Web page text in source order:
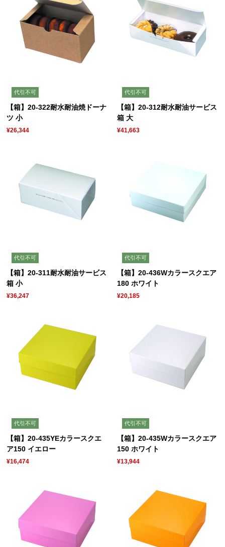
代引不可
【箱】20-322耐水耐油焼ドーナ
ツ 小
¥26,344
代引不可
【箱】20-312耐水耐油サービス
箱 大
¥41,663
代引不可
【箱】20-311耐水耐油サービス
箱 小
¥36,247
代引不可
【箱】20-436Wカラースクエア
180 ホワイト
¥20,185
代引不可
【箱】20-435YEカラースクエ
ア150 イエロー
¥16,474
代引不可
【箱】20-435Wカラースクエア
150 ホワイト
¥13,944